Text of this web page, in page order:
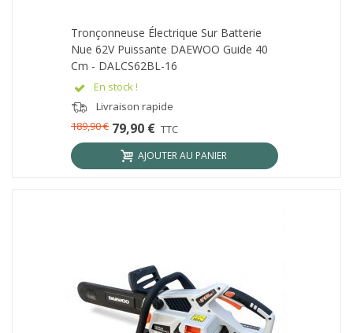
Tronçonneuse Électrique Sur Batterie
Nue 62V Puissante DAEWOO Guide 40
Cm - DALCS62BL-16
En stock !
Livraison rapide
79,90 € TTC
189,90 €
AJOUTER AU PANIER